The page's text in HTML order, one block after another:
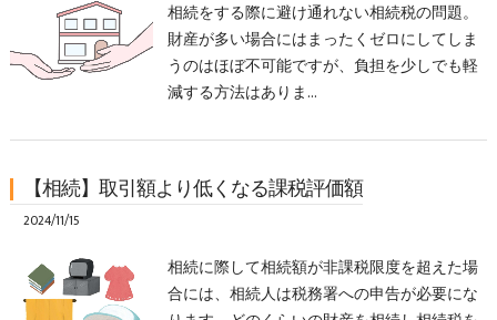
相続をする際に避け通れない相続税の問題。
財産が多い場合にはまったくゼロにしてしま
うのはほぼ不可能ですが、負担を少しでも軽
減する方法はありま…
【相続】取引額より低くなる課税評価額
2024/11/15
相続に際して相続額が非課税限度を超えた場
合には、相続人は税務署への申告が必要にな